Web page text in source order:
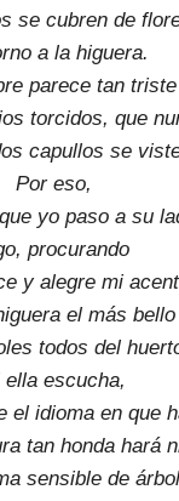
se cubren de
a la higuera.
parece tan triste
torcidos, que
capullos se
Por eso,
yo paso a su
procurando
y alegre mi
el más bello
todos del
ella escucha,
el idioma en que
tan honda hará
sensible de